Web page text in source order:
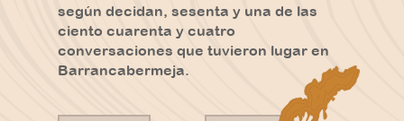
según decidan, sesenta y una de las
ciento cuarenta y cuatro
conversaciones que tuvieron lugar en
Barrancabermeja.